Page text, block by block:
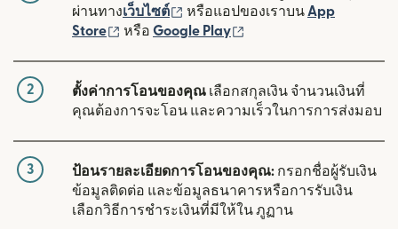
ผ่านทางเว็บไซต์ (เปิดในหน้าต่างใหม่)
หรือแอปของเราบน App
Store
(เปิดในหน้าต่างใหม่)
หรือ Google Play
2 ตั้งค่าการโอนของคุณ เลือกสกุลเงิน จำนวนเงินที่
คุณต้องการจะโอน และความเร็วในการการส่งมอบ
3 ป้อนรายละเอียดการโอนของคุณ: กรอกชื่อผู้รับเงิน
ข้อมูลติดต่อ และข้อมูลธนาคารหรือการรับเงิน
เลือกวิธีการชำระเงินที่มีให้ใน ภูฏาน